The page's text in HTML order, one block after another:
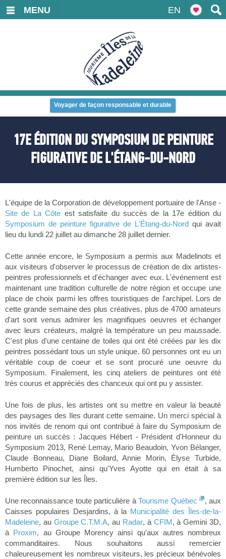
EN
MENU
Voyager de façon responsable et durable
17E ÉDITION DU SYMPOSIUM DE PEINTURE
FIGURATIVE DE L'ÉTANG-DU-NORD
L'équipe de la Corporation de développement portuaire de l'Anse -
Site de La Côte est satisfaite du succès de la 17e édition du
Symposium de peinture figurative de L'Étang-du-Nord qui avait
lieu du lundi 22 juillet au dimanche 28 juillet dernier.
Cette année encore, le Symposium a permis aux Madelinots et
aux visiteurs d'observer le processus de création de dix artistes-
peintres professionnels et d'échanger avec eux. L'événement est
maintenant une tradition culturelle de notre région et occupe une
place de choix parmi les offres touristiques de l'archipel. Lors de
cette grande semaine des plus créatives, plus de 4700 amateurs
d'art sont venus admirer les magnifiques oeuvres et échanger
avec leurs créateurs, malgré la température un peu maussade.
C'est plus d'une centaine de toiles qui ont été créées par les dix
peintres possédant tous un style unique. 60 personnes ont eu un
véritable coup de coeur et se sont procuré une oeuvre du
Symposium. Finalement, les cinq ateliers de peintures ont été
très courus et appréciés des chanceux qui ont pu y assister.
Une fois de plus, les artistes ont su mettre en valeur la beauté
des paysages des Iles durant cette semaine. Un merci spécial à
nos invités de renom qui ont contribué à faire du Symposium de
peinture un succès : Jacques Hébert - Président d'Honneur du
Symposium 2013, René Lemay, Mario Beaudoin, Yvon Bélanger,
Claude Bonneau, Diane Boilard, Annie Morin, Élyse Turbide,
Humberto Pinochet, ainsi qu'Yves Ayotte qui en était à sa
première édition sur les Îles.
Une reconnaissance toute particulière àTourisme Québec
, aux
Caisses populaires Desjardins, à la Municipalité des Îles-de-la-
Madeleine, au Groupe C.T.M.A, au Radar, à CFIM, à Gemini 3D,
à Proxim, au Groupe Morency ainsi qu'aux autres nombreux
commanditaires. Nous souhaitons aussi remercier
chaleureusement les nombreux visiteurs, les précieux bénévoles